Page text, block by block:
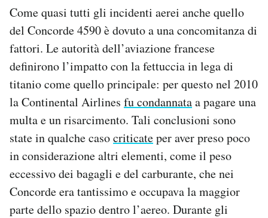
Come quasi tutti gli incidenti aerei anche quello
del Concorde 4590 è dovuto a una concomitanza di
fattori. Le autorità dell’aviazione francese
definirono l’impatto con la fettuccia in lega di
titanio come quello principale: per questo nel 2010
la Continental Airlines fu condannataa pagare una
multa e un risarcimento. Tali conclusioni sono
state in qualche casocriticateper aver preso poco
in considerazione altri elementi, come il peso
eccessivo dei bagagli e del carburante, che nei
Concorde era tantissimo e occupava la maggior
parte dello spazio dentro l’aereo. Durante gli